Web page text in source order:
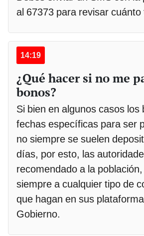
al 67373 para revisar cuánto
14:19
¿Qué hacer si no me
bonos?
Si bien en algunos casos los
fechas específicas para ser
no siempre se suelen
días, por esto, las
recomendado a la
siempre a cualquier tipo de
que hagan en sus
Gobierno.